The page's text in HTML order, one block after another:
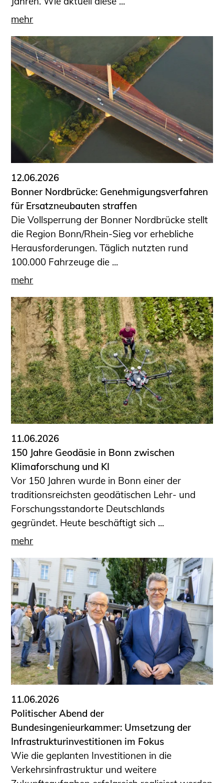
mehr
12.06.2026
Bonner Nordbrücke: Genehmigungsverfahren
für Ersatzneubauten straffen
Die Vollsperrung der Bonner Nordbrücke stellt
die Region Bonn/Rhein-Sieg vor erhebliche
Herausforderungen. Täglich nutzten rund
100.000 Fahrzeuge die ...
mehr
11.06.2026
150 Jahre Geodäsie in Bonn zwischen
Klimaforschung und KI
Vor 150 Jahren wurde in Bonn einer der
traditionsreichsten geodätischen Lehr- und
Forschungsstandorte Deutschlands
gegründet. Heute beschäftigt sich ...
mehr
11.06.2026
Politischer Abend der
Bundesingenieurkammer: Umsetzung der
Infrastrukturinvestitionen im Fokus
Wie die geplanten Investitionen in die
Verkehrsinfrastruktur und weitere